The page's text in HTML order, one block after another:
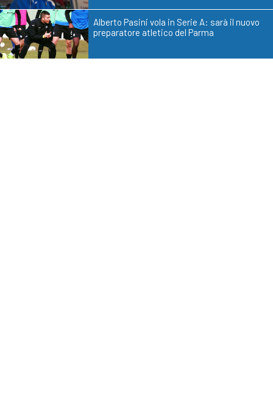
Alberto Pasini vola in Serie A: sarà il nuovo
preparatore atletico del Parma